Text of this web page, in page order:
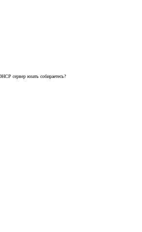
сервер юзать собираетесь?